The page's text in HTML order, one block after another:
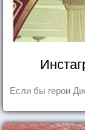
Если бы герои